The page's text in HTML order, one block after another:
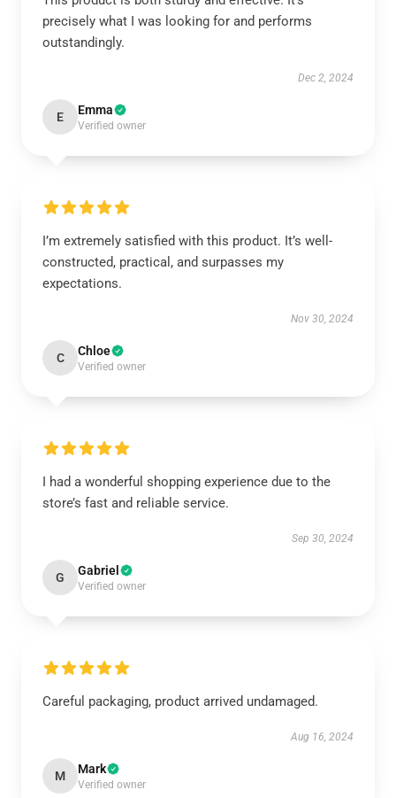
precisely what I was looking for and performs
outstandingly.
Dec 2, 2024
E Emma
Verified owner
I’m extremely satisfied with this product. It’s well-
constructed, practical, and surpasses my
expectations.
Nov 30, 2024
C Chloe
Verified owner
I had a wonderful shopping experience due to the
store’s fast and reliable service.
Sep 30, 2024
G Gabriel
Verified owner
Careful packaging, product arrived undamaged.
Aug 16, 2024
M Mark
Verified owner